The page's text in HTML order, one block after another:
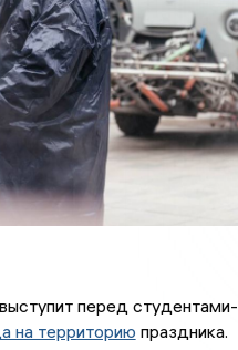
перед студентами-
на территорию праздника.